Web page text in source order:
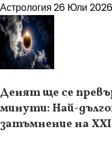
Астрология26 Юли 2026
Денят ще се
минути: Най-
затъмнение на